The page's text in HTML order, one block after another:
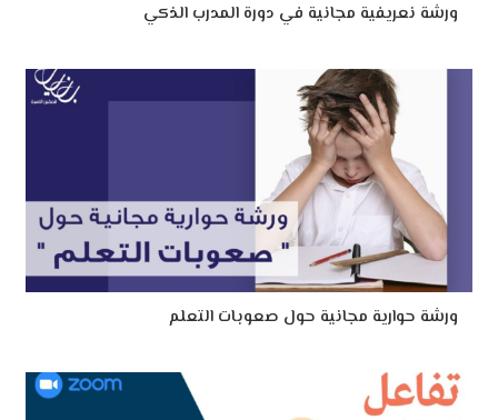
ورشة نعريفية مجانية في دورة المدرب الذكي
ورشة حوارية مجانية حول صعوبات التعلم